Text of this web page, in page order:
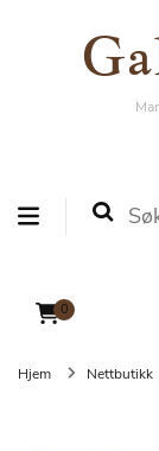
0
Galleri
Marianne B. Gudem,
Hjem Nettbutikk